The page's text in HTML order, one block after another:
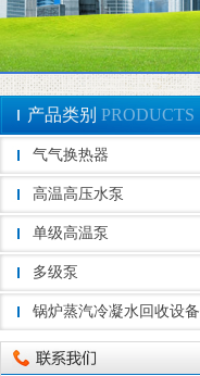
产品类别 PRODUCTS
气气换热器
高温高压水泵
单级高温泵
多级泵
锅炉蒸汽冷凝水回收设备